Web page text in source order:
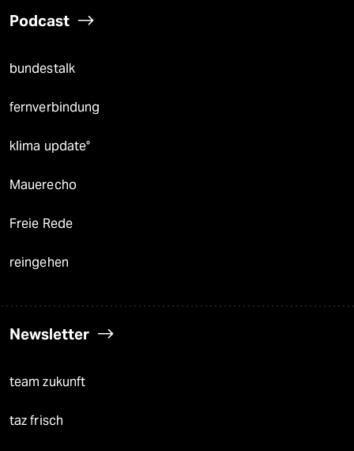
Podcast
bundestalk
fernverbindung
klima update°
Mauerecho
Freie Rede
reingehen
Newsletter
team zukunft
taz frisch